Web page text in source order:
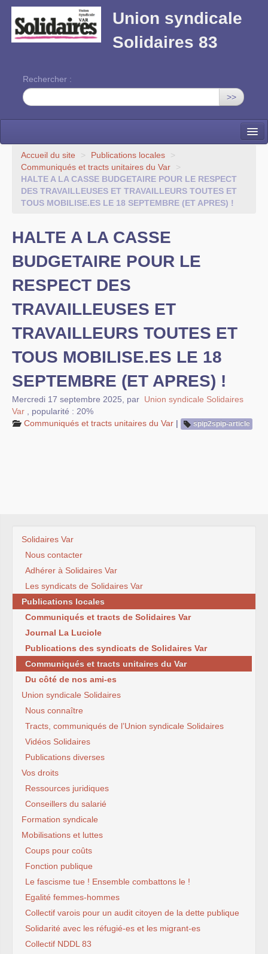
Union syndicale
Solidaires 83
Rechercher :
>>
Solidaires Var
Publications locales
Union syndicale Solidaires
Accueil du site > Publications locales
>
Communiqués et tracts unitaires du Var
>
HALTE A LA CASSE BUDGETAIRE POUR LE RESPECT
DES TRAVAILLEUSES ET TRAVAILLEURS TOUTES ET
TOUS MOBILISE.ES LE 18 SEPTEMBRE (ET APRES) !
HALTE A LA CASSE
BUDGETAIRE POUR LE
RESPECT DES
TRAVAILLEUSES ET
TRAVAILLEURS TOUTES ET
TOUS MOBILISE.ES LE 18
SEPTEMBRE (ET APRES) !
Mercredi 17 septembre 2025 par Union syndicale Solidaires
Var
popularité : 20%
Communiqués et tracts unitaires du Var | spip2spip-article
Solidaires Var
Nous contacter
Adhérer à Solidaires Var
Les syndicats de Solidaires Var
Publications locales
Communiqués et tracts de Solidaires Var
Journal La Luciole
Publications des syndicats de Solidaires Var
Communiqués et tracts unitaires du Var
Du côté de nos ami-es
Union syndicale Solidaires
Nous connaître
Tracts, communiqués de l’Union syndicale Solidaires
Vidéos Solidaires
Publications diverses
Vos droits
Ressources juridiques
Conseillers du salarié
Formation syndicale
Mobilisations et luttes
Coups pour coûts
Fonction publique
Le fascisme tue ! Ensemble combattons le !
Egalité femmes-hommes
Collectif varois pour un audit citoyen de la dette publique
Solidarité avec les réfugié-es et les migrant-es
Collectif NDDL 83